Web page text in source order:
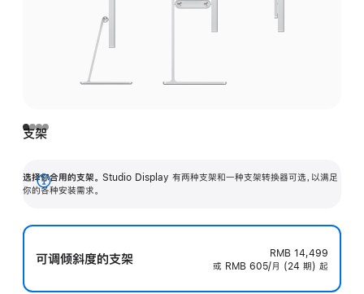
支架
选择你合用的支架。 Studio Display 有两种支架和一种支架转换器可选，以满足
你的各种安装需求。
展
可调倾斜度的支架
RMB 14,499
或 RMB 605/月 (24 期) 起